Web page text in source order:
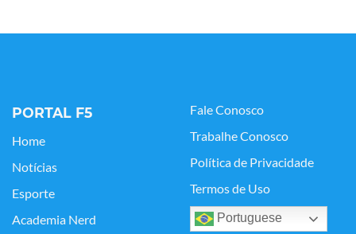
PORTAL F5
Home
Notícias
Esporte
Academia Nerd
Fale Conosco
Trabalhe Conosco
Política de Privacidade
Termos de Uso
Portuguese